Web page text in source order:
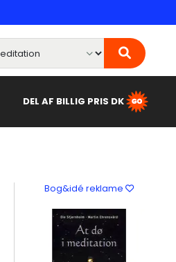
DEL AF BILLIG PRIS DK
Bog&idé reklame